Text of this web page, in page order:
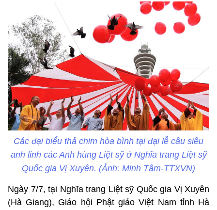
Các đại biểu thả chim hòa bình tại đại lễ cầu siêu
anh linh các Anh hùng Liệt sỹ ở Nghĩa trang Liệt sỹ
Quốc gia Vị Xuyên. (Ảnh: Minh Tâm-TTXVN)
Ngày 7/7, tại Nghĩa trang Liệt sỹ Quốc gia Vị Xuyên
(Hà Giang), Giáo hội Phật giáo Việt Nam tỉnh Hà